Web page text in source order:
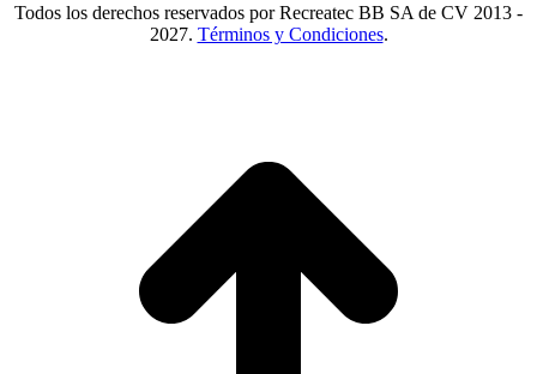
Todos los derechos reservados por Recreatec BB SA de CV 2013 -
2027. Términos y Condiciones.